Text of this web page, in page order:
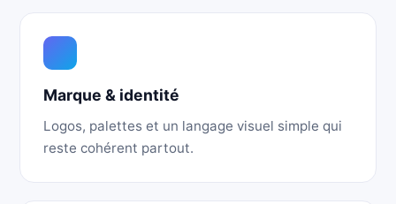
Marque & identité
Logos, palettes et un langage visuel simple qui
reste cohérent partout.